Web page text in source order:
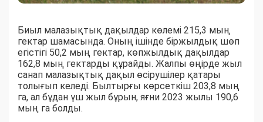
Биыл малазықтық дақылдар көлемі 215,3 мың
гектар шамасында. Оның ішінде біржылдық шөп
егістігі 50,2 мың гектар, көпжылдық дақылдар
162,8 мың гектарды құрайды. Жалпы өңірде жыл
санап малазықтық дақыл өсірушілер қатары
толығып келеді. Былтырғы көрсеткіш 203,8 мың
га, ал бұдан үш жыл бұрын, яғни 2023 жылы 190,6
мың га болды.